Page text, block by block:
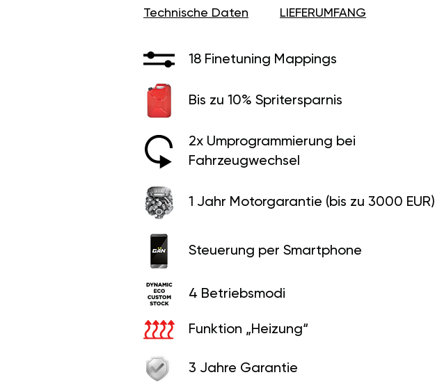
Technische Daten LIEFERUMFANG
18 Finetuning Mappings
Bis zu 10% Spritersparnis
2x Umprogrammierung bei
Fahrzeugwechsel
1 Jahr Motorgarantie (bis zu 3000 EUR)
Steuerung per Smartphone
4 Betriebsmodi
Funktion „Heizung“
3 Jahre Garantie